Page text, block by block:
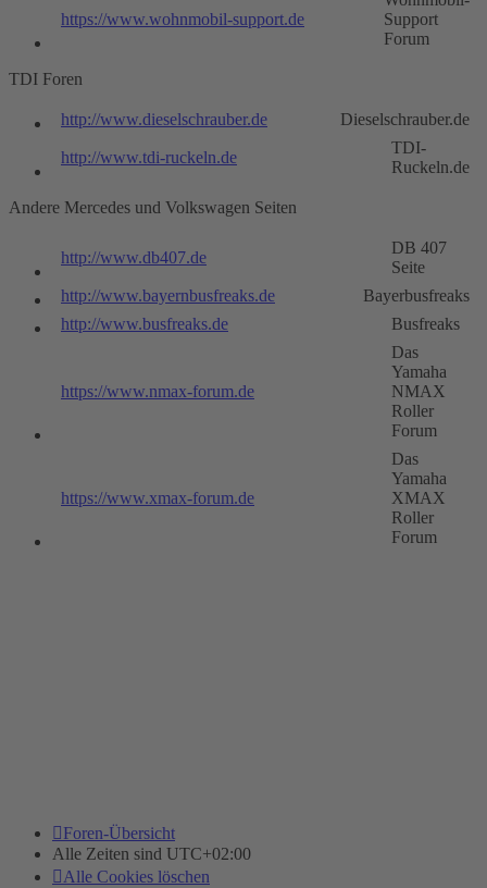
https://www.wohnmobil-support.de
Support
Forum
TDI Foren
http://www.dieselschrauber.de Dieselschrauber.de
http://www.tdi-ruckeln.de
TDI-
Ruckeln.de
Andere Mercedes und Volkswagen Seiten
http://www.db407.de
DB 407
Seite
http://www.bayernbusfreaks.de
Bayerbusfreaks
http://www.busfreaks.de
Busfreaks
https://www.nmax-forum.de
Das
Yamaha
NMAX
Roller
Forum
https://www.xmax-forum.de
Das
Yamaha
XMAX
Roller
Forum
Foren-Übersicht
Alle Zeiten sind UTC+02:00
Alle Cookies löschen